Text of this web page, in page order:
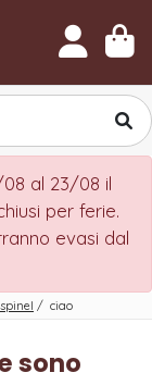
al 23/08 il
per ferie.
evasi dal
/ ciao
sono